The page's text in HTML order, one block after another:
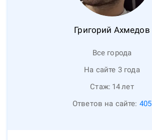
Григорий Ахмедов
Все города
На сайте 3 года
Стаж: 14лет
Ответов на сайте: 405